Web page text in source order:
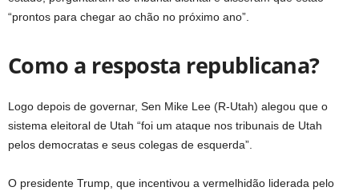
“prontos para chegar ao chão no próximo ano”.
Como a resposta republicana?
Logo depois de governar, Sen Mike Lee (R-Utah) alegou que o
sistema eleitoral de Utah “foi um ataque nos tribunais de Utah
pelos democratas e seus colegas de esquerda”.
O presidente Trump, que incentivou a vermelhidão liderada pelo